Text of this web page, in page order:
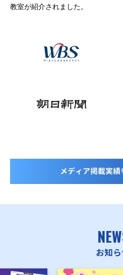
教室が紹介されました。
メディア掲載実
お知